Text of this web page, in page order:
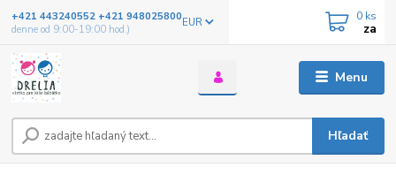
Menu
EUR
Hľadať
+421 443240552 +421 948025800
denne od 9:00-19:00 hod.)
0 ks
za